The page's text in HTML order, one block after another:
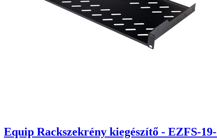
Equip Rackszekrény kiegészítő - EZFS-